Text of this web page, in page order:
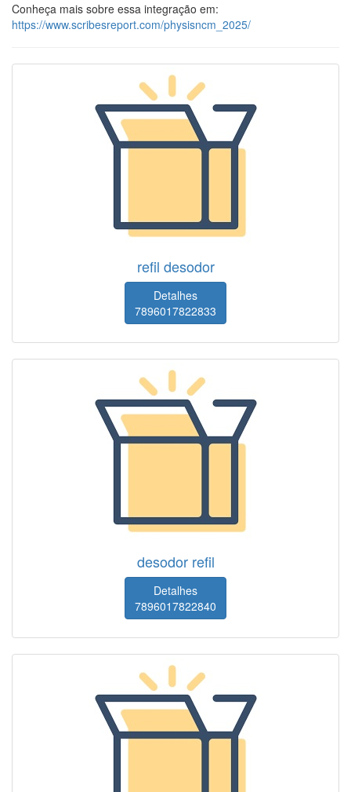
Conheça mais sobre essa integração em:
https://www.scribesreport.com/physisncm_2025/
refil desodor
Detalhes
7896017822833
desodor refil
Detalhes
7896017822840